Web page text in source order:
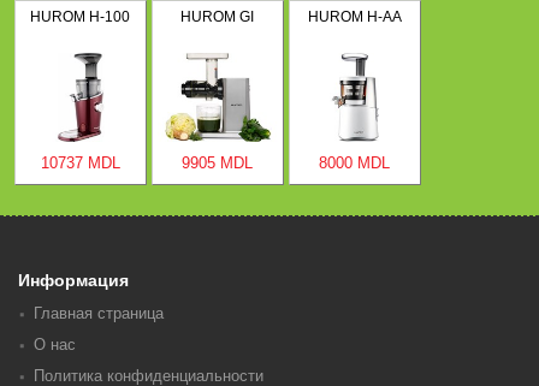
HUROM H-100
10737 MDL
HUROM GI
9905 MDL
HUROM H-AA
8000 MDL
Информация
Главная страница
О нас
Политика конфиденциальности